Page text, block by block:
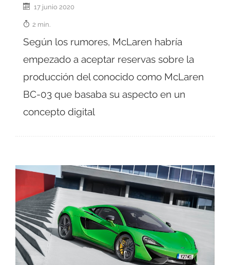
17 junio 2020
2 min.
Según los rumores, McLaren habría
empezado a aceptar reservas sobre la
producción del conocido como McLaren
BC-03 que basaba su aspecto en un
concepto digital